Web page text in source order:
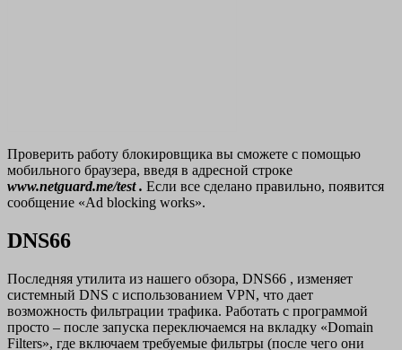
Проверить работу блокировщика вы сможете с помощью
мобильного браузера, введя в адресной строке
www.netguard.me/test. Если все сделано правильно, появится
сообщение «Ad blocking works».
DNS66
Последняя утилита из нашего обзора, DNS66 , изменяет
системный DNS с использованием VPN, что дает
возможность фильтрации трафика. Работать с программой
просто – после запуска переключаемся на вкладку «Domain
Filters», где включаем требуемые фильтры (после чего они